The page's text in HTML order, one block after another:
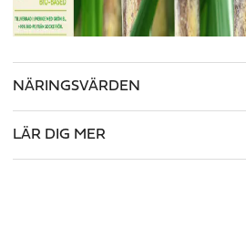
NÄRINGSVÄRDEN
LÄR DIG MER